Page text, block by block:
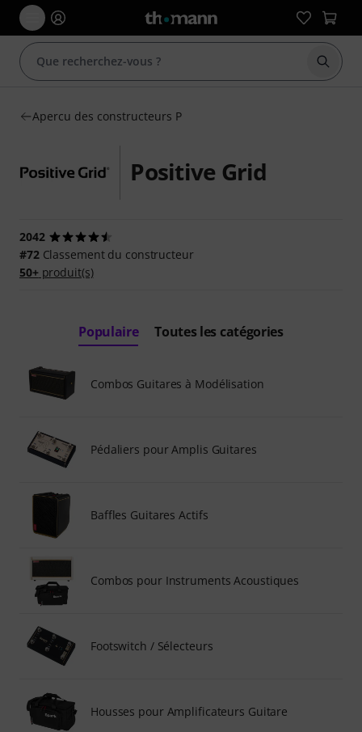
Apercu des constructeurs P
Positive Grid
2042
#72Classement du constructeur
50+produit(s)
Populaire Toutes les catégories
Combos Guitares à Modélisation
Pédaliers pour Amplis Guitares
Baffles Guitares Actifs
Combos pour Instruments Acoustiques
Footswitch / Sélecteurs
Housses pour Amplificateurs Guitare